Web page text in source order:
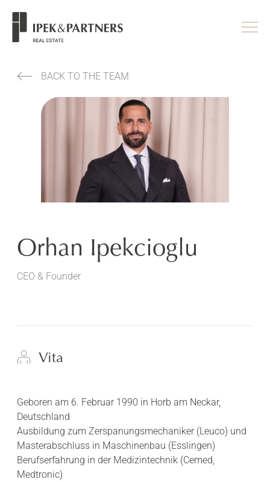
/head>
BACK TO THE TEAM
Orhan Ipekcioglu
CEO & Founder
Vita
Geboren am 6. Februar 1990 in Horb am Neckar,
Deutschland
Ausbildung zum Zerspanungsmechaniker (Leuco) und
Masterabschluss in Maschinenbau (Esslingen)
Berufserfahrung in der Medizintechnik (Cemed,
Medtronic)